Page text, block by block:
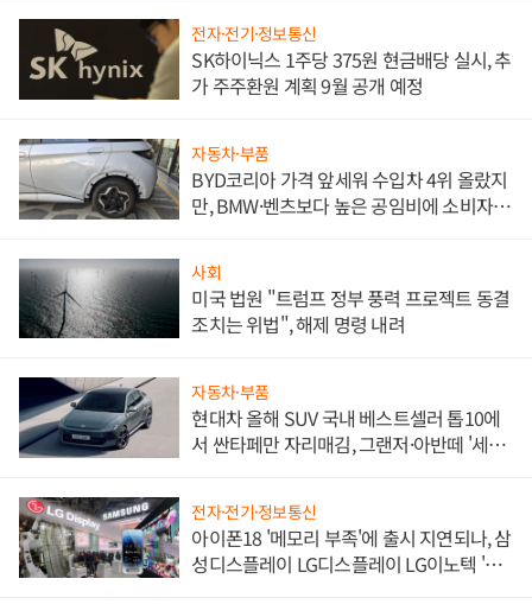
전자·전기·정보통신
SK하이닉스 1주당 375원 현금배당 실시, 추
가 주주환원 계획 9월 공개 예정
자동차·부품
BYD코리아 가격 앞세워 수입차 4위 올랐지
만, BMW·벤츠보다 높은 공임비에 소비자
사회
미국 법원 "트럼프 정부 풍력 프로젝트 동결
조치는 위법", 해제 명령 내려
자동차·부품
현대차 올해 SUV 국내 베스트셀러 톱10에
서 싼타페만 자리매김, 그랜저·아반떼 '세단
전자·전기·정보통신
아이폰18 '메모리 부족'에 출시 지연되나, 삼
성디스플레이 LG디스플레이 LG이노텍 '탈